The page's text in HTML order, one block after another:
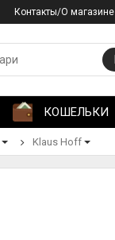
Контакты/О магазине
КОШЕЛЬКИ
Klaus Hoff